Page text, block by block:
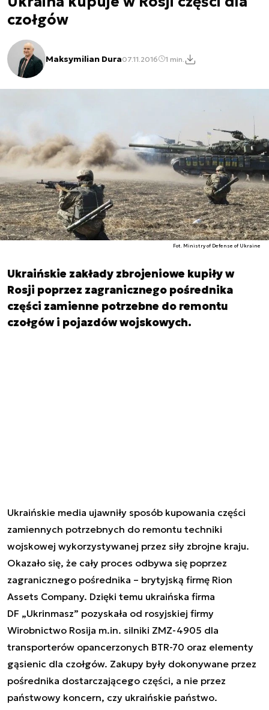
czołgów
Maksymilian Dura07.11.2016 1 min.
Fot. Ministry of Defense of Ukraine
Ukraińskie zakłady zbrojeniowe kupiły w
Rosji poprzez zagranicznego pośrednika
części zamienne potrzebne do remontu
czołgów i pojazdów wojskowych.
Ukraińskie media ujawniły sposób kupowania części
zamiennych potrzebnych do remontu techniki
wojskowej wykorzystywanej przez siły zbrojne kraju.
Okazało się, że cały proces odbywa się poprzez
zagranicznego pośrednika – brytyjską firmę Rion
Assets Company. Dzięki temu ukraińska firma
DF „Ukrinmasz” pozyskała od rosyjskiej firmy
Wirobnictwo Rosija m.in. silniki ZMZ-4905 dla
transporterów opancerzonych BTR-70 oraz elementy
gąsienic dla czołgów. Zakupy były dokonywane przez
pośrednika dostarczającego części, a nie przez
państwowy koncern, czy ukraińskie państwo.